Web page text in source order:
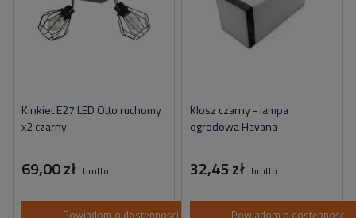
Kinkiet E27 LED Otto ruchomy
x2 czarny
69,00 zł brutto
Powiadom o dostępności
Klosz czarny - lampa
ogrodowa Havana
32,45 zł brutto
Powiadom o dostępności